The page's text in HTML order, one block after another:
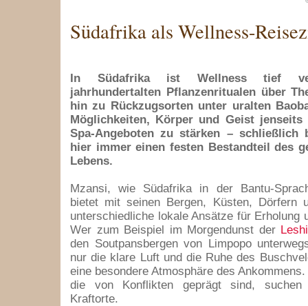
Südafrika als Wellness-
In Südafrika ist Wellness tief
jahrhundertalten Pflanzenritualen über
hin zu Rückzugsorten unter uralten
Möglichkeiten, Körper und Geist jenseits
Spa-Angeboten zu stärken – schließlich
hier immer einen festen Bestandteil des
Lebens.
Mzansi, wie Südafrika in der Bantu-
bietet mit seinen Bergen, Küsten, Dörfern
unterschiedliche lokale Ansätze für Erholung
Wer zum Beispiel im Morgendunst der
den Soutpansbergen von Limpopo
nur die klare Luft und die Ruhe des
eine besondere Atmosphäre des
die von Konflikten geprägt sind, suchen
Kraftorte.